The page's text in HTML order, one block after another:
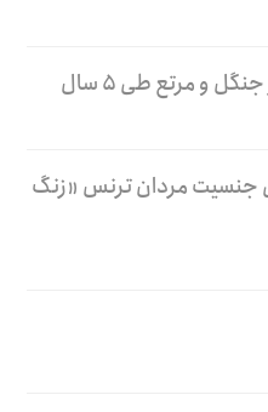
جنسیت مردان ترنس «زنگ